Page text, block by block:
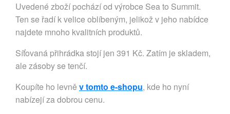
Uvedené zboží pochází od výrobce Sea to Summit.
Ten se řadí k velice oblíbeným, jelikož v jeho nabídce
najdete mnoho kvalitních produktů.
Síťovaná přihrádka stojí jen 391 Kč. Zatím je skladem,
ale zásoby se tenčí.
Koupíte ho levně v tomto e-shopu, kde ho nyní
nabízejí za dobrou cenu.